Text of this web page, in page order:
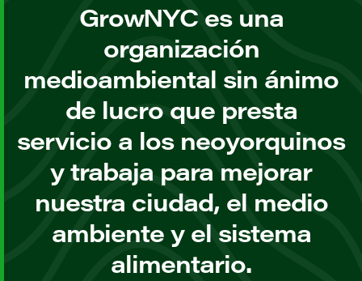
GrowNYC es una
organización
medioambiental sin ánimo
de lucro que presta
servicio a los neoyorquinos
y trabaja para mejorar
nuestra ciudad, el medio
ambiente y el sistema
alimentario.